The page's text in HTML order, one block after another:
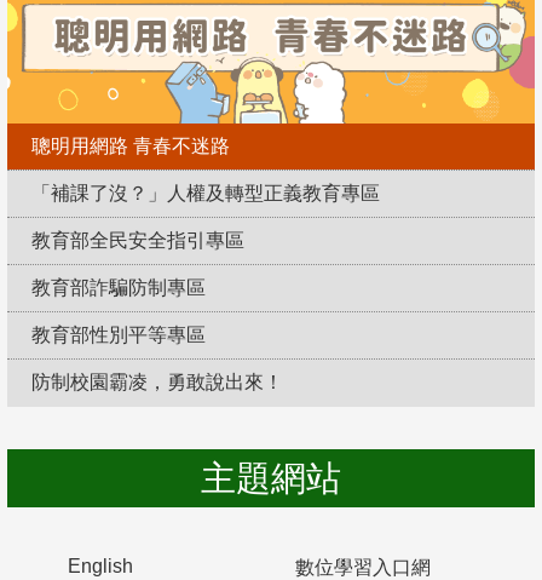
聰明用網路 青春不迷路
「補課了沒？」人權及轉型正義教育專區
教育部全民安全指引專區
教育部詐騙防制專區
教育部性別平等專區
防制校園霸凌，勇敢說出來！
主題網站
English 數位學習入口網